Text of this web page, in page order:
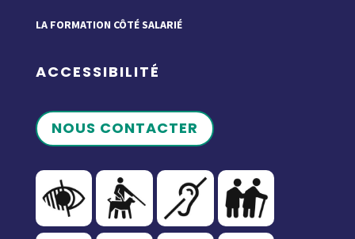
LA FORMATION CÔTÉ SALARIÉ
ACCESSIBILITÉ
NOUS CONTACTER